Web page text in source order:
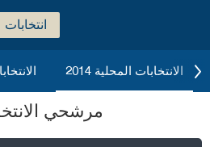
انتخابات
الانتخابات المحلية 2014
مرشحي